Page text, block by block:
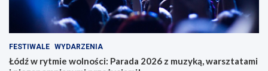
FESTIWALE WYDARZENIA
Łódź w rytmie wolności: Parada 2026 z muzyką, warsztatami